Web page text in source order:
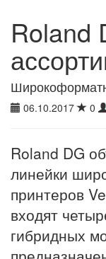
Roland
06.10.2017 0
Roland DG
линейки
принтеров
входят
гибридных